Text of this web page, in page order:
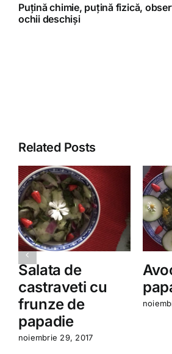
Puțină chimie, puțină fizică,
ochii deschiși
Related Posts
Salata de
castraveti cu
frunze de
papadie
noiembrie 29, 2017